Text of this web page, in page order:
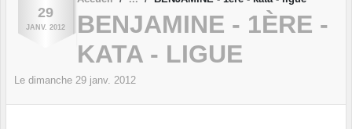
29
JANV. 2012
BENJAMINE - 1ÈRE -
KATA - LIGUE
Le dimanche 29 janv. 2012